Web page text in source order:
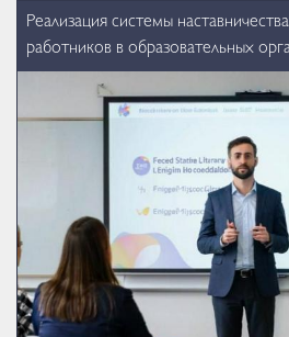
Реализация системы
работников в образовательных